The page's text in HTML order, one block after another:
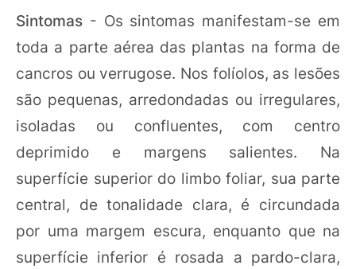
Sintomas - Os sintomas manifestam-se em
toda a parte aérea das plantas na forma de
cancros ou verrugose. Nos folíolos, as lesões
são pequenas, arredondadas ou irregulares,
isoladas ou confluentes, com centro
deprimido e margens salientes. Na
superfície superior do limbo foliar, sua parte
central, de tonalidade clara, é circundada
por uma margem escura, enquanto que na
superfície inferior é rosada a pardo-clara,